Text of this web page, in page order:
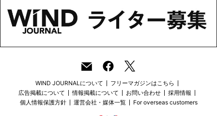
WIND JOURNALについて
フリーマガジンはこちら
広告掲載について
情報掲載について お問い合わせ
採用情報
個人情報保護方針
運営会社・媒体一覧 For overseas customers